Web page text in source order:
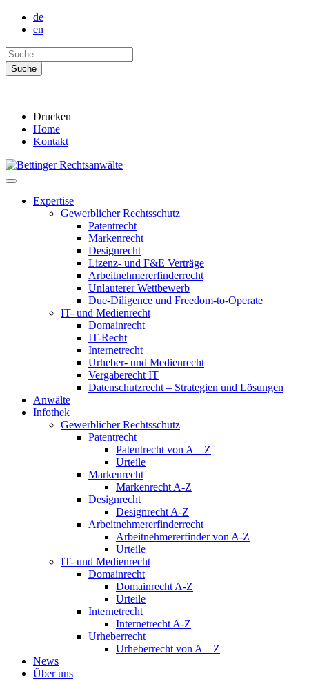
de
en
Drucken
Home
Kontakt
Expertise
Gewerblicher Rechtsschutz
Patentrecht
Markenrecht
Designrecht
Lizenz- und F&E Verträge
Arbeitnehmererfinderrecht
Unlauterer Wettbewerb
Due-Diligence und Freedom-to-Operate
IT- und Medienrecht
Domainrecht
IT-Recht
Internetrecht
Urheber- und Medienrecht
Vergaberecht IT
Datenschutzrecht – Strategien und Lösungen
Anwälte
Infothek
Gewerblicher Rechtsschutz
Patentrecht
Patentrecht von A – Z
Urteile
Markenrecht
Markenrecht A-Z
Designrecht
Designrecht A-Z
Arbeitnehmererfinderrecht
Arbeitnehmererfinder von A-Z
Urteile
IT- und Medienrecht
Domainrecht
Domainrecht A-Z
Urteile
Internetrecht
Internetrecht A-Z
Urheberrecht
Urheberrecht von A – Z
News
Über uns